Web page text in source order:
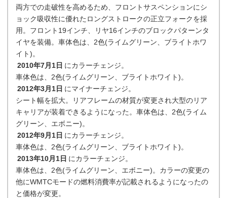
両方での走破性を高めるため、フロントサスペンションにシ
ョック吸収性に優れたロングストロークの正立フォークを採
用。フロント19インチ、リヤ16インチのブロックパターンタ
イヤを装備。車体色は、2色(ライムグリーン、ブライトホワ
イト)。
2010年7月1日 にカラーチェンジ。
車体色は、2色(ライムグリーン、ブライトホワイト)。
2012年3月1日 にマイナーチェンジ。
シート幅を拡大。リアフレームの材質が変更され大型のリア
キャリアが装着できるようになった。車体色は、2色(ライム
グリーン、エボニー)。
2012年9月1日 にカラーチェンジ。
車体色は、2色(ライムグリーン、ブライトホワイト)。
2013年10月1日 にカラーチェンジ。
車体色は、2色(ライムグリーン、エボニー)。カラーの変更の
他にWMTCモードの燃料消費率が記載されるようになったの
と価格が変更。